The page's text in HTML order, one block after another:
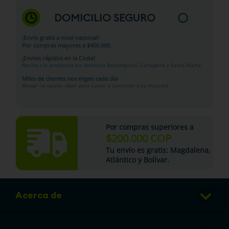
DOMICILIO SEGURO
¡Envío gratis a nivel nacional!
Por compras mayores a $400.000.
¡Envíos rápidos en la Costa!
Recibe tus productos sin demoras Barranquilla, Cartagena y Santa Marta.
Miles de clientes nos eligen cada día
Woopi: la opción ideal para cuidar y consentir a tu mascota.
Por compras superiores a
$200.000 COP
Tu envío es gratis: Magdalena,
Atlántico y Bolívar.
Acerca de